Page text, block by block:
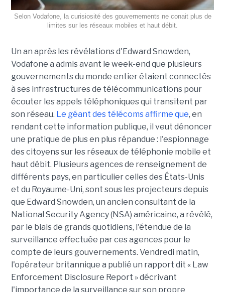
Selon Vodafone, la curisiosité des gouvernements ne conait plus de
limites sur les réseaux mobiles et haut débit.
Un an après les révélations d'Edward Snowden,
Vodafone a admis avant le week-end que plusieurs
gouvernements du monde entier étaient connectés
à ses infrastructures de télécommunications pour
écouter les appels téléphoniques qui transitent par
son réseau. Le géant des télécoms affirme que, en
rendant cette information publique, il veut dénoncer
une pratique de plus en plus répandue : l'espionnage
des citoyens sur les réseaux de téléphonie mobile et
haut débit. Plusieurs agences de renseignement de
différents pays, en particulier celles des États-Unis
et du Royaume-Uni, sont sous les projecteurs depuis
que Edward Snowden, un ancien consultant de la
National Security Agency (NSA) américaine, a révélé,
par le biais de grands quotidiens, l'étendue de la
surveillance effectuée par ces agences pour le
compte de leurs gouvernements. Vendredi matin,
l'opérateur britannique a publié un rapport dit « Law
Enforcement Disclosure Report » décrivant
l'importance de la surveillance sur son propre